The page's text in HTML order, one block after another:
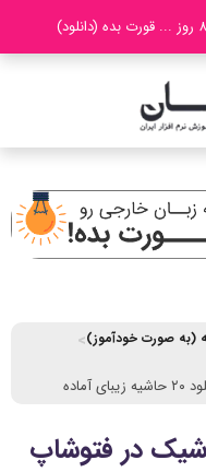
(به صورت خودآموز)
در فتوشاپ